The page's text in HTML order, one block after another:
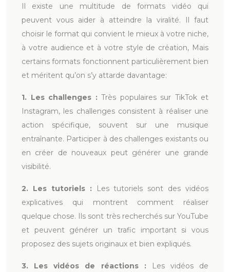
Il existe une multitude de formats vidéo qui
peuvent vous aider à atteindre la viralité. Il faut
choisir le format qui convient le mieux à votre niche,
à votre audience et à votre style de création, Mais
certains formats fonctionnent particulièrement bien
et méritent qu’on s’y attarde davantage:
1. Les challenges : Très populaires sur TikTok et
Instagram, les challenges consistent à réaliser une
action spécifique, souvent sur une musique
entraînante. Participer à des challenges existants ou
en créer de nouveaux peut générer une grande
visibilité.
2. Les tutoriels :
Les tutoriels sont des vidéos
explicatives qui montrent comment réaliser
quelque chose. Ils sont très recherchés sur YouTube
et peuvent générer un trafic important si vous
proposez des sujets originaux et bien expliqués.
3. Les vidéos de réactions : Les vidéos de